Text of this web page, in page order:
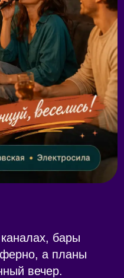
бары
а планы
вечер.